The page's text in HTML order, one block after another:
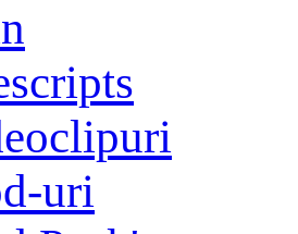
uri